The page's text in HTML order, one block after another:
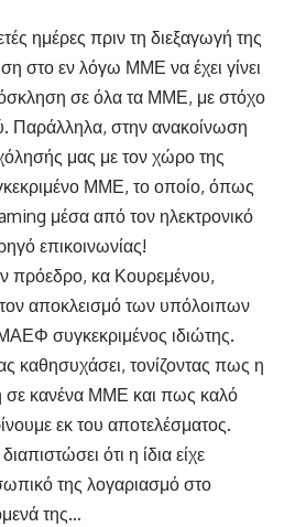
ημέρες πριν τη διεξαγωγή της
στο εν λόγω ΜΜΕ να έχει γίνει
σε όλα τα ΜΜΕ, με στόχο
Παράλληλα, στην ανακοίνωση
μας με τον χώρο της
ΜΜΕ, το οποίο, όπως
μέσα από τον ηλεκτρονικό
επικοινωνίας!
πρόεδρο, κα Κουρεμένου,
τον αποκλεισμό των υπόλοιπων
συγκεκριμένος ιδιώτης.
καθησυχάσει, τονίζοντας πως η
σε κανένα ΜΜΕ και πως καλό
εκ του αποτελέσματος.
ότι η ίδια είχε
της λογαριασμό στο
της…